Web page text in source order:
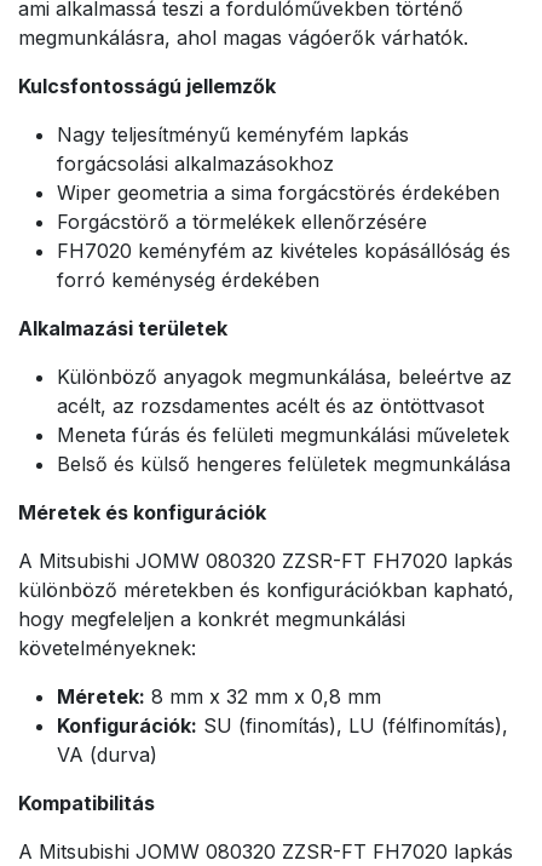
ami alkalmassá teszi a fordulóművekben történő
megmunkálásra, ahol magas vágóerők várhatók.
Kulcsfontosságú jellemzők
Nagy teljesítményű keményfém lapkás
forgácsolási alkalmazásokhoz
Wiper geometria a sima forgácstörés érdekében
Forgácstörő a törmelékek ellenőrzésére
FH7020 keményfém az kivételes kopásállóság és
forró keménység érdekében
Alkalmazási területek
Különböző anyagok megmunkálása, beleértve az
acélt, az rozsdamentes acélt és az öntöttvasot
Meneta fúrás és felületi megmunkálási műveletek
Belső és külső hengeres felületek megmunkálása
Méretek és konfigurációk
A Mitsubishi JOMW 080320 ZZSR-FT FH7020 lapkás
különböző méretekben és konfigurációkban kapható,
hogy megfeleljen a konkrét megmunkálási
követelményeknek:
Méretek: 8 mm x 32 mm x 0,8 mm
Konfigurációk: SU (finomítás), LU (félfinomítás),
VA (durva)
Kompatibilitás
A Mitsubishi JOMW 080320 ZZSR-FT FH7020 lapkás